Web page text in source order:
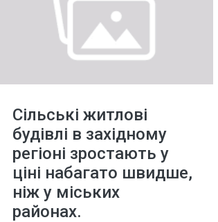
Сільські житлові
будівлі в західному
регіоні зростають у
ціні набагато швидше,
ніж у міських
районах.